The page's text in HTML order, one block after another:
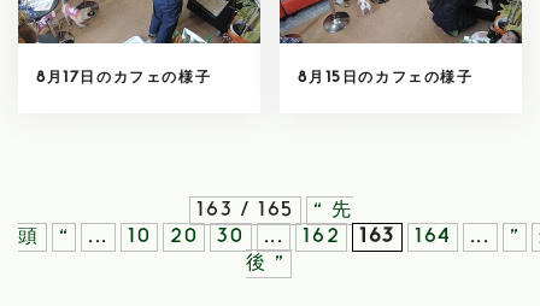
8月17日のカフェの様子 8月15日のカフェの様子
163 / 165
« 先
頭
« ... 10 20 30 ... 162 163 164 ... »
後 »